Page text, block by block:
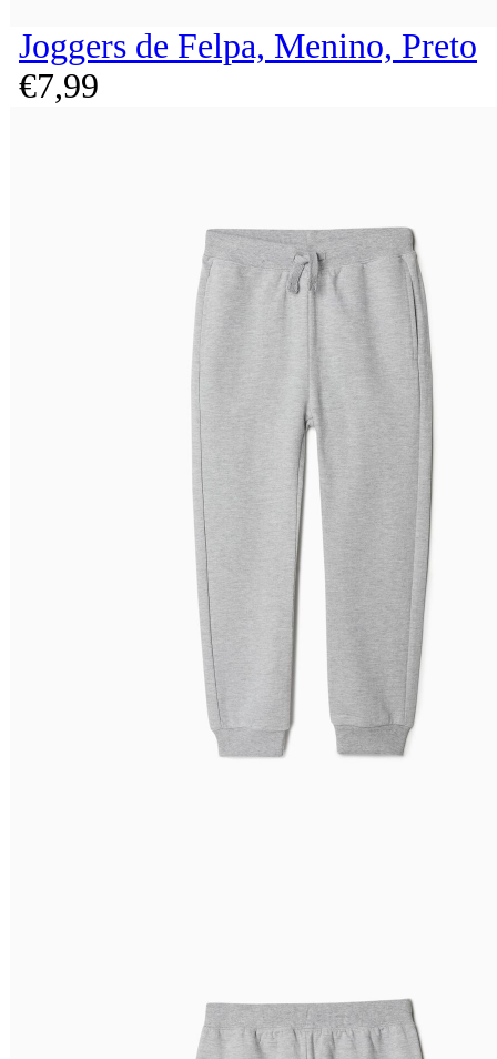
Joggers de Felpa, Menino, Preto
€7,99